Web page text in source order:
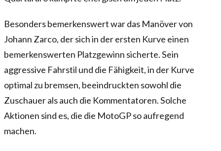
Besonders bemerkenswert war das Manöver von
Johann Zarco, der sich in der ersten Kurve einen
bemerkenswerten Platzgewinn sicherte. Sein
aggressive Fahrstil und die Fähigkeit, in der Kurve
optimal zu bremsen, beeindruckten sowohl die
Zuschauer als auch die Kommentatoren. Solche
Aktionen sind es, die die MotoGP so aufregend
machen.